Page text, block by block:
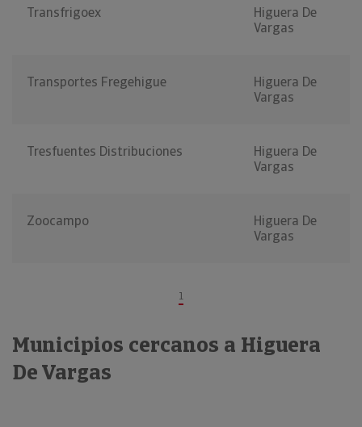
Transfrigoex
Higuera De
Vargas
Transportes Fregehigue
Higuera De
Vargas
Tresfuentes Distribuciones
Higuera De
Vargas
Zoocampo
Higuera De
Vargas
1
Municipios cercanos a Higuera
De Vargas